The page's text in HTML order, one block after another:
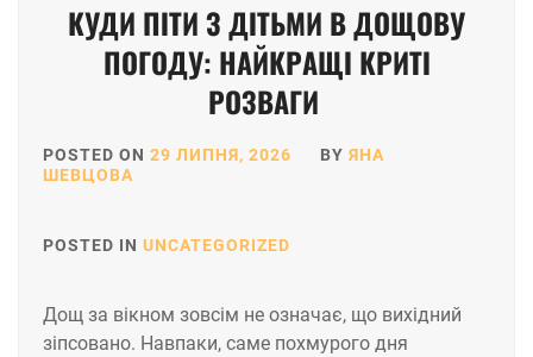
КУДИ ПІТИ З ДІТЬМИ В ДОЩОВУ
ПОГОДУ: НАЙКРАЩІ КРИТІ
РОЗВАГИ
POSTED ON 29 ЛИПНЯ, 2026 BY ЯНА
ШЕВЦОВА
POSTED IN UNCATEGORIZED
Дощ за вікном зовсім не означає, що вихідний
зіпсовано. Навпаки, саме похмурого дня